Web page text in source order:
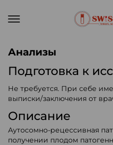
Анализы
Подготовка к
Не требуется. При себе
выписки/заключения от
Описание
Аутосомно-рецессивная
получении плодом